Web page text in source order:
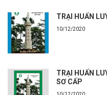
TRẠI HUẤN
10/12/2020
TRẠI HUẤN
SƠ CẤP